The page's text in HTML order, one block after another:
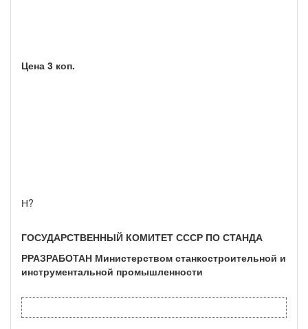
Цена 3 коп.
Н?
ГОСУДАРСТВЕННЫЙ КОМИТЕТ СССР ПО СТАНДА
РРАЗРАБОТАН Министерством станкостроительной и
инструмен­тальной промышленности